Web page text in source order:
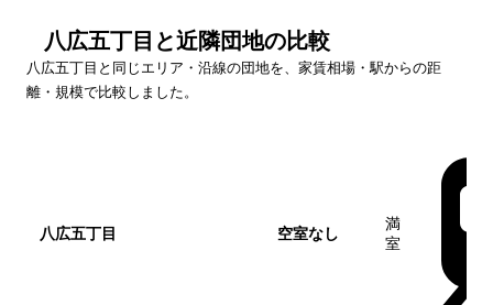
八広五丁目 と近隣団地の比較
八広五丁目 と同じエリア・沿線の団地を、家賃相場・駅からの距
離・規模で比較しました。
八広五丁目 空室なし
満
室